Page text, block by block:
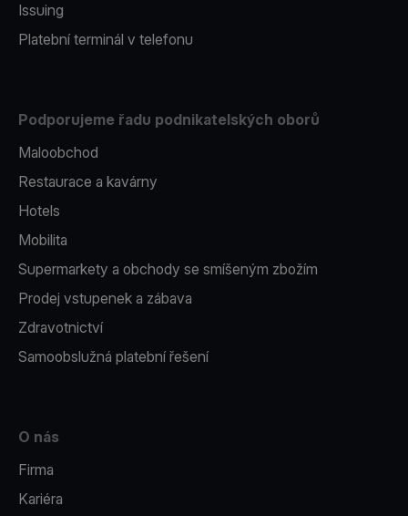
Issuing
Platební terminál v telefonu
Podporujeme řadu podnikatelských oborů
Maloobchod
Restaurace a kavárny
Hotels
Mobilita
Supermarkety a obchody se smíšeným zbožím
Prodej vstupenek a zábava
Zdravotnictví
Samoobslužná platební řešení
O nás
Firma
Kariéra